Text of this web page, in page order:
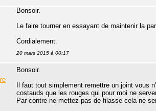
Bonsoir.
Le faire tourner en essayant de maintenir la
Cordialement.
20 mars 2015 à 00:17
Bonsoir.
Il faut tout simplement remettre un joint vous
costauds que les rouges qui pour moi ne
Par contre ne mettez pas de filasse cela ne